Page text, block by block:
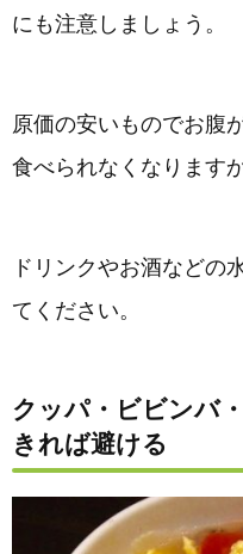
にも注意しましょう。
原価の安いものでお腹
食べられなくなります
ドリンクやお酒などの
てください。
クッパ・ビビンバ
きれば避ける